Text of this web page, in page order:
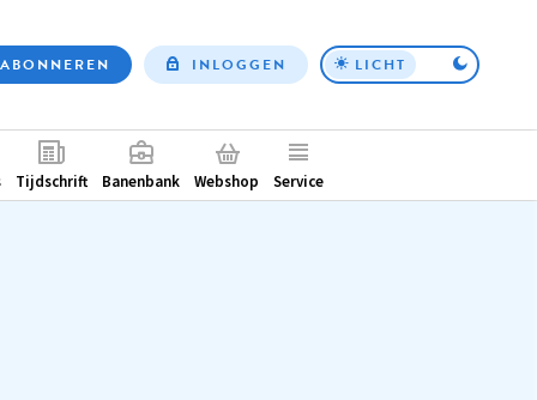
Top
ABONNEREN INLOGGEN LICHT
Tijdschrift Banenbank Webshop Service